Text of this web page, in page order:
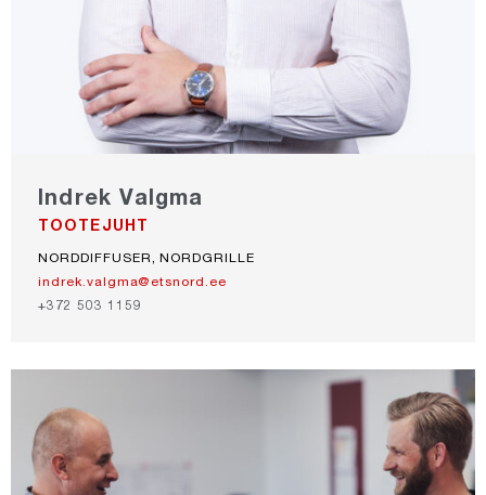
Indrek Valgma
TOOTEJUHT
NORDDIFFUSER, NORDGRILLE
indrek.valgma@etsnord.ee
+372 503 1159